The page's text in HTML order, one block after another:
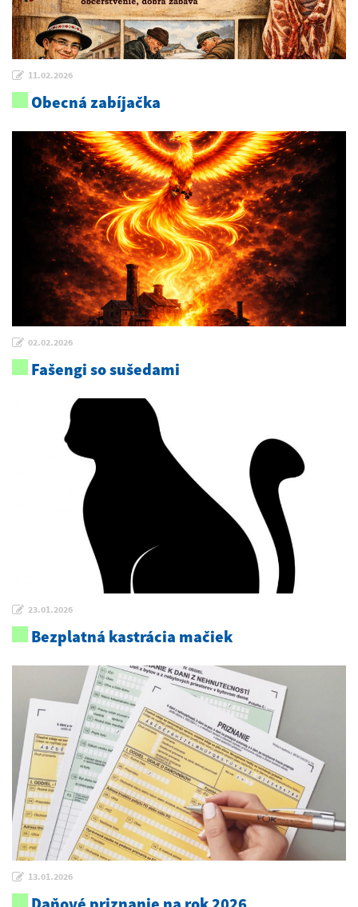
11.02.2026
Obecná zabíjačka
02.02.2026
Fašengi so sušedami
23.01.2026
Bezplatná kastrácia mačiek
13.01.2026